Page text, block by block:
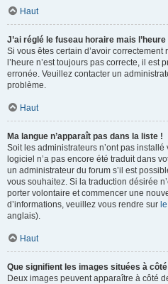
Haut
J’ai réglé le fuseau horaire mais
Si vous êtes certain d’avoir
l’heure n’est toujours pas correcte, il est
erronée. Veuillez contacter un
problème.
Haut
Ma langue n’apparaît pas dans la liste !
Soit les administrateurs n’ont pas
logiciel n’a pas encore été traduit dans
un administrateur du forum s’il est
vous souhaitez. Si la traduction désirée
porter volontaire et commencer une
d’informations, veuillez vous rendre sur
anglais).
Haut
Que signifient les images situées à
Deux images peuvent apparaître à côté